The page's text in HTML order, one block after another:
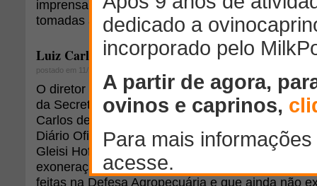
imprensa que qualquer ato contra as normas do
tomadas as medidas cabíveis.
Luiz Carlos de Oliveira é exonerado do Dipoa
postado em 11/10/2012
O diretor do Departamento de Inspeção de
da Secretaria de Defesa Agropecuária do
Carlos de Oliveira, foi exonerado do cargo. A
Diário Oficial da União foi assinada pela
Gleisi Hoffmann. O Ministério da Agricultura
exoneração do dirigente se deve às
feitas na Defesa Agropecuária e que ainda não